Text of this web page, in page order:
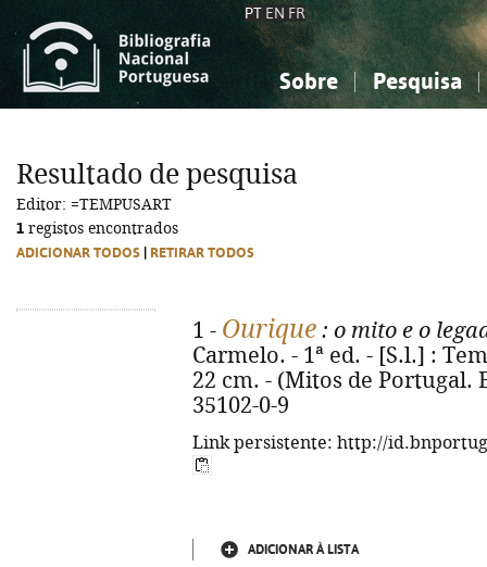
PT EN FR
Sobre Pesquisa
Ciências sociais...
Ciências sociais...
Resultado de pesquisa
Editor: =TEMPUSART
1 registos encontrados
ADICIONAR TODOS RETIRAR TODOS
1 - Ourique : o mito e o
Carmelo. - 1ª ed. - [S.l.] :
22 cm. - (Mitos de Portugal.
35102-0-9
Link persistente: http://
ADICIONAR À LISTA